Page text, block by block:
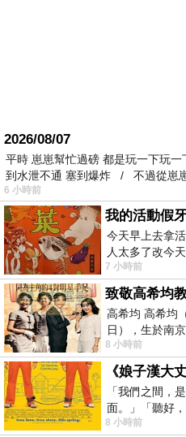
2026/08/07
平時 崽崽幫忙過磅 都是玩一下玩
到水泄不通 塞到爆炸 / 不過從崽
6 小時前
我的活動假
今天早上去拿
人太多了改今
去西螺農會~回
7 小時前
致敬高希均
高希均 高希均
日），生於南
赴美深造並取
8 小時前
「我們之間，
面。」「聽好
楚這種感覺，
8 小時前